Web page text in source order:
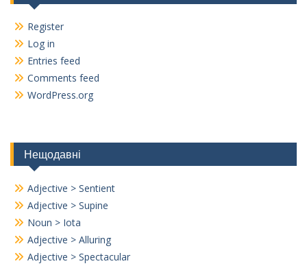
Register
Log in
Entries feed
Comments feed
WordPress.org
Нещодавні
Adjective > Sentient
Adjective > Supine
Noun > Iota
Adjective > Alluring
Adjective > Spectacular